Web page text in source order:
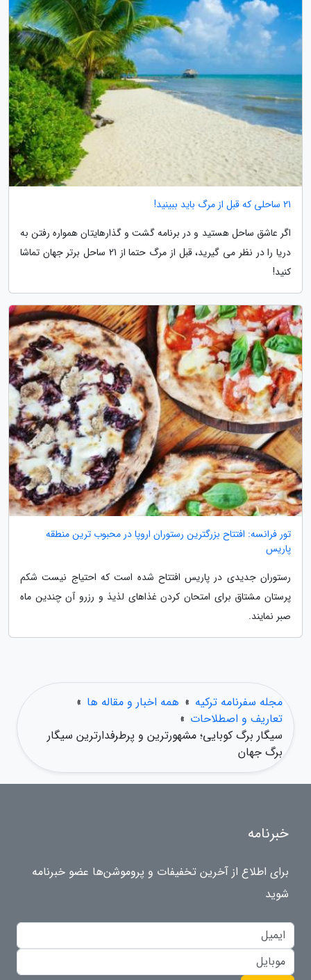
21 ساحلی که قبل از مرگ باید ببینید!
اگر عاشق ساحل هستید و در برنامه گشت و گذارهایتان همواره رفتن به
دریا را در نظر می گیرید، قبل از مرگ حتما از 21 ساحل برتر جهان تماشا
کنید!
تور فرانسه: افتتاح بزرگترین رستوران اروپا در محبوب ترین منطقه
پاریس
رستوران جدیدی در پاریس افتتاح شده است که احتیاج نیست شکم
پرستان مشتاق برای امتحان کردن غذاهای لذیذ و رزرو آن چندین ماه
صبر نمایند.
مجله سفرنامه ترکیه » همه اخبار و مقاله ها »
تعاریف و اصطلاحات »
سیگار برگ کوبایی؛ مشهورترین و پرطرفدارترین سیگار
برگ جهان
خبرنامه
برای اطلاع از آخرین تخفیفات و پروموشن‌ها عضو خبرنامه
شوید